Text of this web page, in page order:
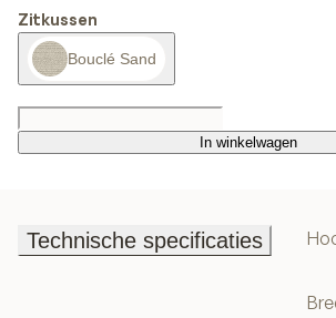
Zitkussen
Bouclé Sand
In winkelwagen
In winkelwagen
Technische specificaties